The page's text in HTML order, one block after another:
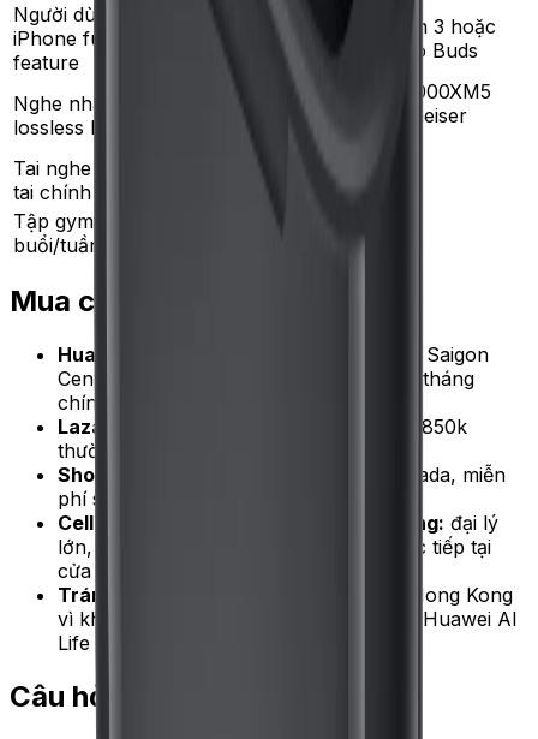
Người dùng
iPhone full
feature
Không tối ưu
AirPods Gen 3 hoặc
Beats Studio Buds
Nghe nhạc
lossless Hi-Res
Không (chỉ
SBC/AAC)
Sony WF-1000XM5
hoặc Sennheiser
MTW3
Tai nghe phụ khi
tai chính hết pin
Phù hợp, giá
---
Tập gym 5-6
buổi/tuần
Mua chính hãng ở đâu
Huawei Experience Store Vietnam:
tại Saigon
Centre, Royal City Hà Nội, bảo hành 12 tháng
chính hãng VN, có demo thử.
Lazada Mall Huawei Vietnam:
giá 700-850k
thường xuyên có voucher giảm 10-15%.
Shopee Mall Huawei:
tương đương Lazada, miễn
phí ship khi mua trên 500k.
CellphoneS, FPT Shop, Thế Giới Di Động: đại lý
lớn, giá 800-950k, có thể bảo hành trực tiếp tại
cửa hàng.
Tránh:
hàng xách tay từ Trung Quốc, Hong Kong
vì không có bảo hành Việt Nam và app Huawei AI
Life Trung Quốc khó cập nhật.
Câu hỏi thường gặp